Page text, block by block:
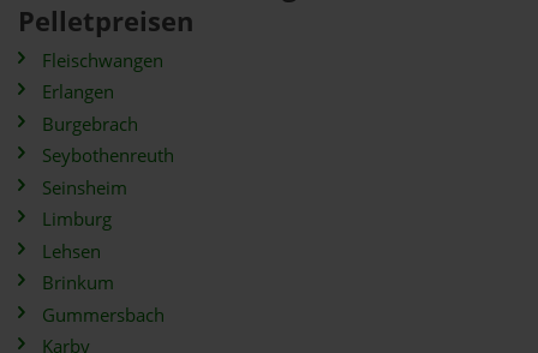
Pelletpreisen
Fleischwangen
Erlangen
Burgebrach
Seybothenreuth
Seinsheim
Limburg
Lehsen
Brinkum
Gummersbach
Karby